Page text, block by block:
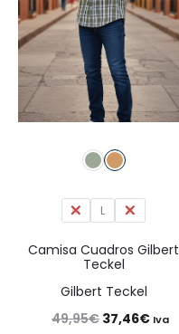
M L XL
Camisa Cuadros Gilbert
Teckel
Gilbert Teckel
49,95€ El
37,46€ElIva